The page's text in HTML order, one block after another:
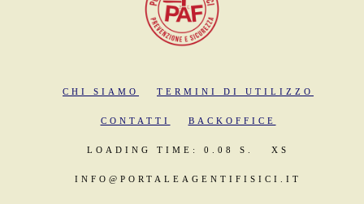
CHI SIAMO TERMINI DI UTILIZZO
CONTATTI BACKOFFICE
LOADING TIME: 0.08 S. XS
INFO@PORTALEAGENTIFISICI.IT